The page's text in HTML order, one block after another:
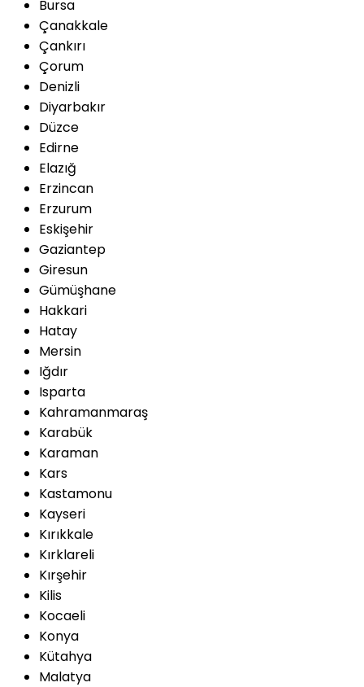
Bursa
Çanakkale
Çankırı
Çorum
Denizli
Diyarbakır
Düzce
Edirne
Elazığ
Erzincan
Erzurum
Eskişehir
Gaziantep
Giresun
Gümüşhane
Hakkari
Hatay
Mersin
Iğdır
Isparta
Kahramanmaraş
Karabük
Karaman
Kars
Kastamonu
Kayseri
Kırıkkale
Kırklareli
Kırşehir
Kilis
Kocaeli
Konya
Kütahya
Malatya